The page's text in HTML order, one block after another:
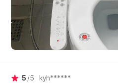
5 5 kyh******